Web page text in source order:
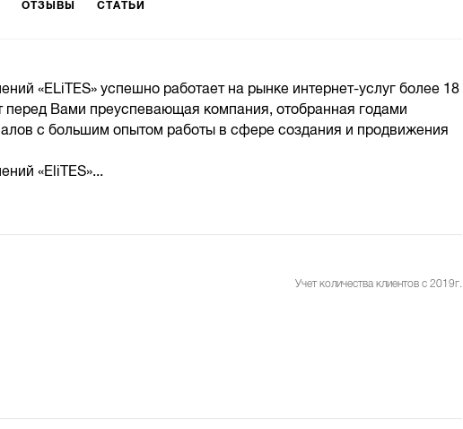
ОТЗЫВЫ СТАТЬИ
«ELiTES» успешно работает на рынке интернет-услуг более 18
перед Вами преуспевающая компания, отобранная годами
с большим опытом работы в сфере создания и продвижения
«EliTES»...
Учет количества клиентов с 2019г.